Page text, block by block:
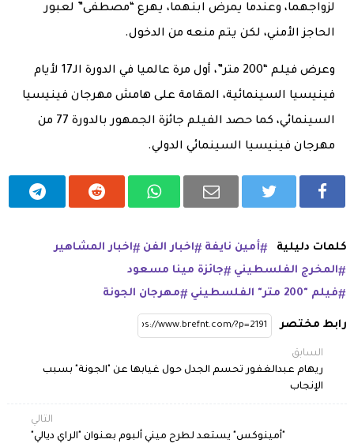
لزواجهما، وعندما يمرض ابنهما، يهرع “مصطفى” لعبور
الحاجز الأمني، لكن يتم منعه من الدخول.
وعرض فيلم “200 متر”، أول مرة عالميا في الدورة الـ17 لأيام
فينيسيا السينمائية، المقامة على هامش مهرجان فينيسيا
السينمائي، كما حصد الفيلم جائزة الجمهور بالدورة 77 من
مهرجان فينيسيا السينمائي الدولي.
كلمات دليلية أمين نايفة اخبار الفن
اخبار المشاهير
المخرج الفلسطيني
جائزة مينا مسعود
فيلم "200 متر" الفلسطيني
مهرجان الجونة
رابط مختصر
السابق
ريهام عبدالغفور تحسم الجدل حول غيابها عن "الجونة" بسبب
الإنجاب
التالي
"أمينوكس" يستعد لطرح ميني ألبوم بعنوان "الراي ديالي"